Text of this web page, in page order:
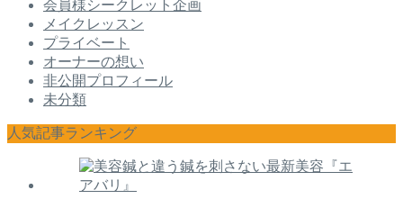
会員様シークレット企画
メイクレッスン
プライベート
オーナーの想い
非公開プロフィール
未分類
人気記事ランキング